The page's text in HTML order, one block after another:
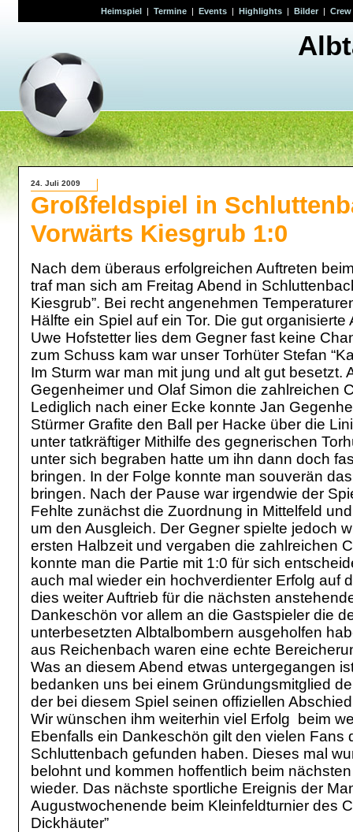
Heimspiel| Termine| Events| Highlights| Bilder| Crew
24. Juli 2009
Großfeldspiel in
Vorwärts Kiesgrub 1:0
Nach dem überaus erfolgreichen Auftreten
traf man sich am Freitag Abend in
Kiesgrub”. Bei recht angenehmen
Hälfte ein Spiel auf ein Tor. Die gut
Uwe Hofstetter lies dem Gegner fast keine
zum Schuss kam war unser Torhüter Stefan
Im Sturm war man mit jung und alt gut besetzt.
Gegenheimer und Olaf Simon die zahlreichen
Lediglich nach einer Ecke konnte Jan
Stürmer Grafite den Ball per Hacke über die
unter tatkräftiger Mithilfe des gegnerischen
unter sich begraben hatte um ihn dann doch
bringen. In der Folge konnte man souverän
bringen. Nach der Pause war irgendwie der
Fehlte zunächst die Zuordnung in Mittelfeld
um den Ausgleich. Der Gegner spielte jedoch
ersten Halbzeit und vergaben die zahlreichen
konnte man die Partie mit 1:0 für sich
auch mal wieder ein hochverdienter Erfolg auf
dies weiter Auftrieb für die nächsten
Dankeschön vor allem an die Gastspieler die
unterbesetzten Albtalbombern ausgeholfen
aus Reichenbach waren eine echte
Was an diesem Abend etwas untergegangen
bedanken uns bei einem Gründungsmitglied
der bei diesem Spiel seinen offiziellen
Wir wünschen ihm weiterhin viel Erfolg beim
Ebenfalls ein Dankeschön gilt den vielen Fans
Schluttenbach gefunden haben. Dieses mal
belohnt und kommen hoffentlich beim
wieder. Das nächste sportliche Ereignis der
Augustwochenende beim Kleinfeldturnier des
Dickhäuter”